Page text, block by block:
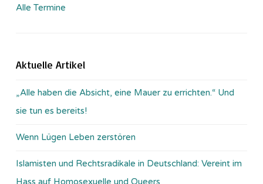
Alle Termine
Aktuelle Artikel
„Alle haben die Absicht, eine Mauer zu errichten.“ Und
sie tun es bereits!
Wenn Lügen Leben zerstören
Islamisten und Rechtsradikale in Deutschland: Vereint im
Hass auf Homosexuelle und Queers